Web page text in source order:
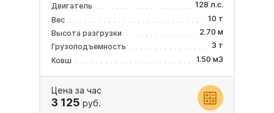
Двигатель
128 л.с.
Вес
10 т
Высота разгрузки
2.70 м
Грузоподъемность
3 т
Ковш
1.50 м3
Цена за час
3 125 руб.